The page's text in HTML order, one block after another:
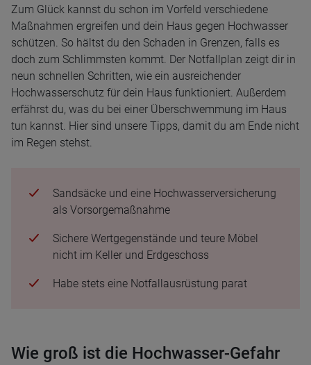
Zum Glück kannst du schon im Vorfeld verschiedene
Maßnahmen ergreifen und dein Haus gegen Hochwasser
schützen. So hältst du den Schaden in Grenzen, falls es
doch zum Schlimmsten kommt. Der Notfallplan zeigt dir in
neun schnellen Schritten, wie ein ausreichender
Hochwasserschutz für dein Haus funktioniert. Außerdem
erfährst du, was du bei einer Überschwemmung im Haus
tun kannst. Hier sind unsere Tipps, damit du am Ende nicht
im Regen stehst.
Sandsäcke und eine Hochwasserversicherung
als Vorsorgemaßnahme
Sichere Wertgegenstände und teure Möbel
nicht im Keller und Erdgeschoss
Habe stets eine Notfallausrüstung parat
Wie groß ist die Hoch­was­ser-Gefahr